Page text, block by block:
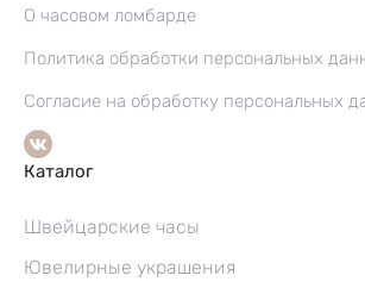
О часовом ломбарде
Политика обработки персональных
Согласие на обработку персональных
Каталог
Швейцарские часы
Ювелирные украшения